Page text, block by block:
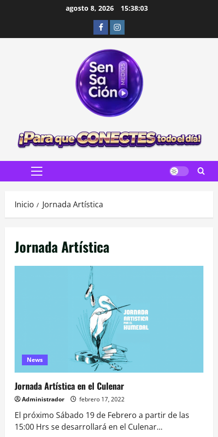
agosto 8, 2026 15:38:04
FacebookInstagram
Menú
Inicio Jornada Artística
Jornada Artística
News
Jornada Artística en el Culenar
Administrador febrero 17, 2022
El próximo Sábado 19 de Febrero a partir de las
15:00 Hrs se desarrollará en el Culenar...